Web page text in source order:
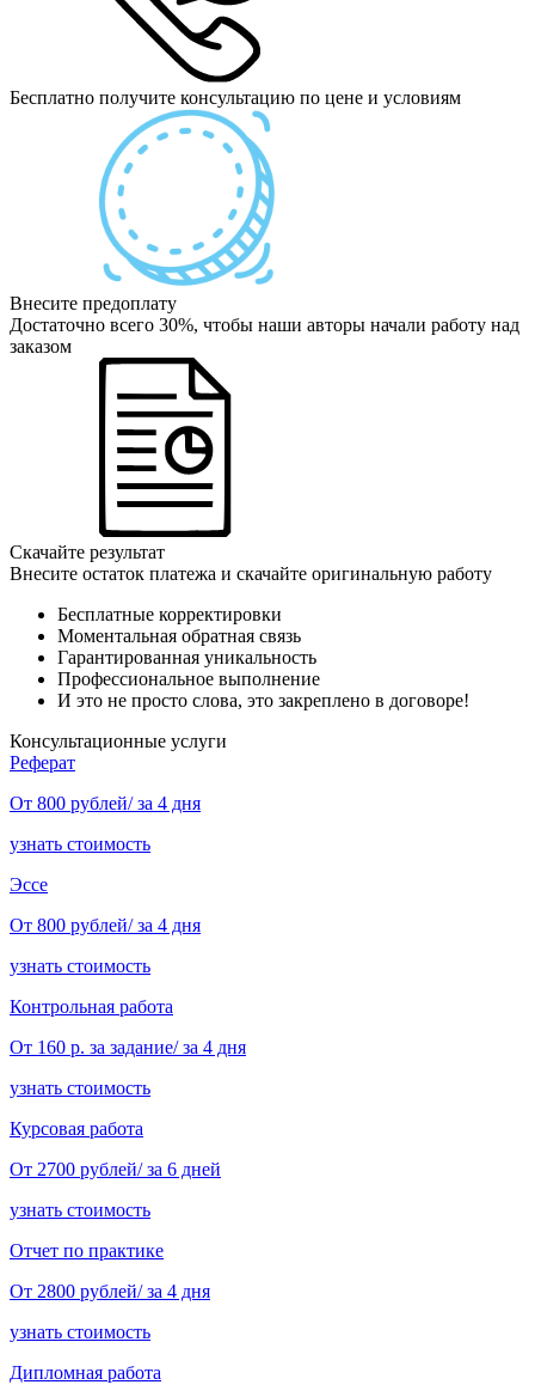
Бесплатно получите консультацию по цене и условиям
Внесите предоплату
Достаточно всего 30%, чтобы наши авторы начали работу над
заказом
Скачайте результат
Внесите остаток платежа и скачайте оригинальную работу
Бесплатные корректировки
Моментальная обратная связь
Гарантированная уникальность
Профессиональное выполнение
И это не просто слова, это закреплено в договоре!
Консультационные услуги
Реферат
От 800 рублей/ за 4 дня
узнать стоимость
Эссе
От 800 рублей/ за 4 дня
узнать стоимость
Контрольная работа
От 160 р. за задание/ за 4 дня
узнать стоимость
Курсовая работа
От 2700 рублей/ за 6 дней
узнать стоимость
Отчет по практике
От 2800 рублей/ за 4 дня
узнать стоимость
Дипломная работа